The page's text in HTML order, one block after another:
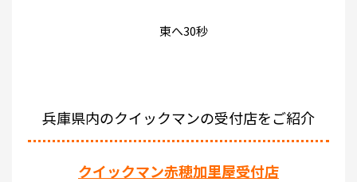
東へ30秒
兵庫県内のクイックマンの受付店をご紹介
クイックマン赤穂加里屋受付店